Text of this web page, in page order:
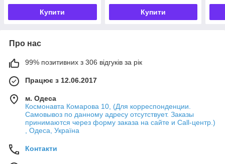
Купити Купити
Про нас
99% позитивних з 306 відгуків за рік
Працює з 12.06.2017
м. Одеса
Космонавта Комарова 10, (Для корреспонденции.
Самовывоз по данному адресу отсутствует. Заказы
принимаются через форму заказа на сайте и Call-центр.)
, Одеса, Україна
Контакти